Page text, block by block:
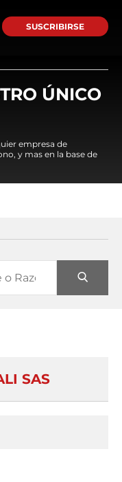
SUSCRIBIRSE
ÚNICO
empresa de
y mas en la base de
SAS